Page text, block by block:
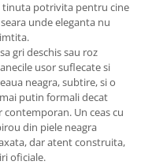
tinuta potrivita pentru cine
unde eleganta nu
gri deschis sau roz
usor suflecate si
neagra, subtire, si o
putin formali decat
Un ceas cu
din piele neagra
dar atent construita,
oficiale.